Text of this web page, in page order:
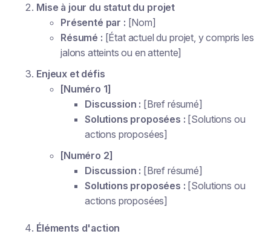
Mise à jour du statut du projet
Présenté par : [Nom]
Résumé : [État actuel du projet, y compris les
jalons atteints ou en attente]
Enjeux et défis
[Numéro 1]
Discussion : [Bref résumé]
Solutions proposées : [Solutions ou
actions proposées]
[Numéro 2]
Discussion : [Bref résumé]
Solutions proposées : [Solutions ou
actions proposées]
Éléments d'action